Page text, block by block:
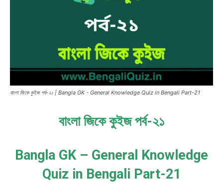
বাংলা জিকে কুইজ পর্ব-২১ | Bangla GK - General Knowledge Quiz in Bengali Part-21
বাংলা জিকে কুইজ পর্ব-২১
Bangla GK – General Knowledge
Quiz in Bengali Part-21